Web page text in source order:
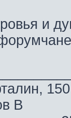
и
В